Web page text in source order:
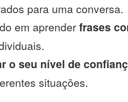
para uma conversa.
em aprender frases
o seu nível de
situações.